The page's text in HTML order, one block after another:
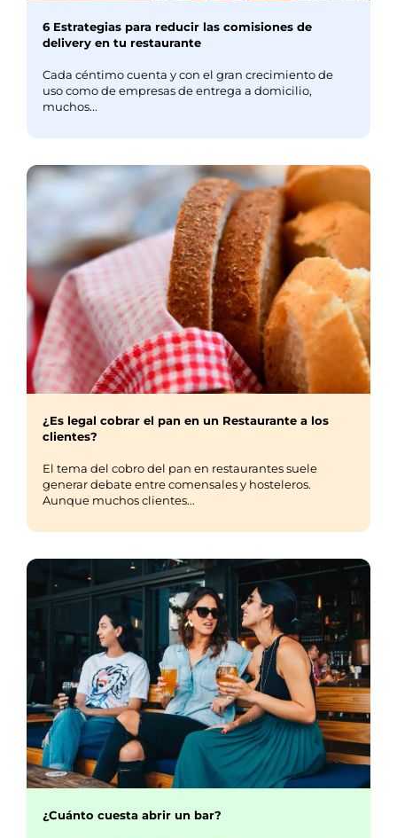
6 Estrategias para reducir las comisiones de
delivery en tu restaurante
Cada céntimo cuenta y con el gran crecimiento de
uso como de empresas de entrega a domicilio,
muchos...
¿Es legal cobrar el pan en un Restaurante a los
clientes?
El tema del cobro del pan en restaurantes suele
generar debate entre comensales y hosteleros.
Aunque muchos clientes...
¿Cuánto cuesta abrir un bar?